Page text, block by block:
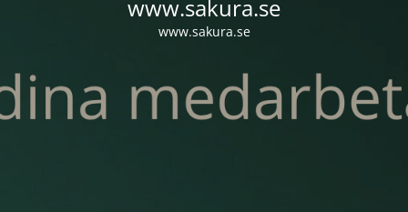
www.sakura.se
www.sakura.se